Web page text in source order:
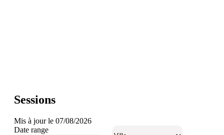
Sessions
Mis à jour le 07/08/2026
Date range